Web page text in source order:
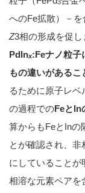
3
へのFe拡散）－
Z3相の形成を促し
PdInx:Feナノ粒子
もの違いがあるこ
るために原子レ
の過程でのFeとIn
算からもFeとInの
とが確認され、
にしていること
相溶な元素ペアを